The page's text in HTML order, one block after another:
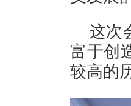
这次
富于创
较高的